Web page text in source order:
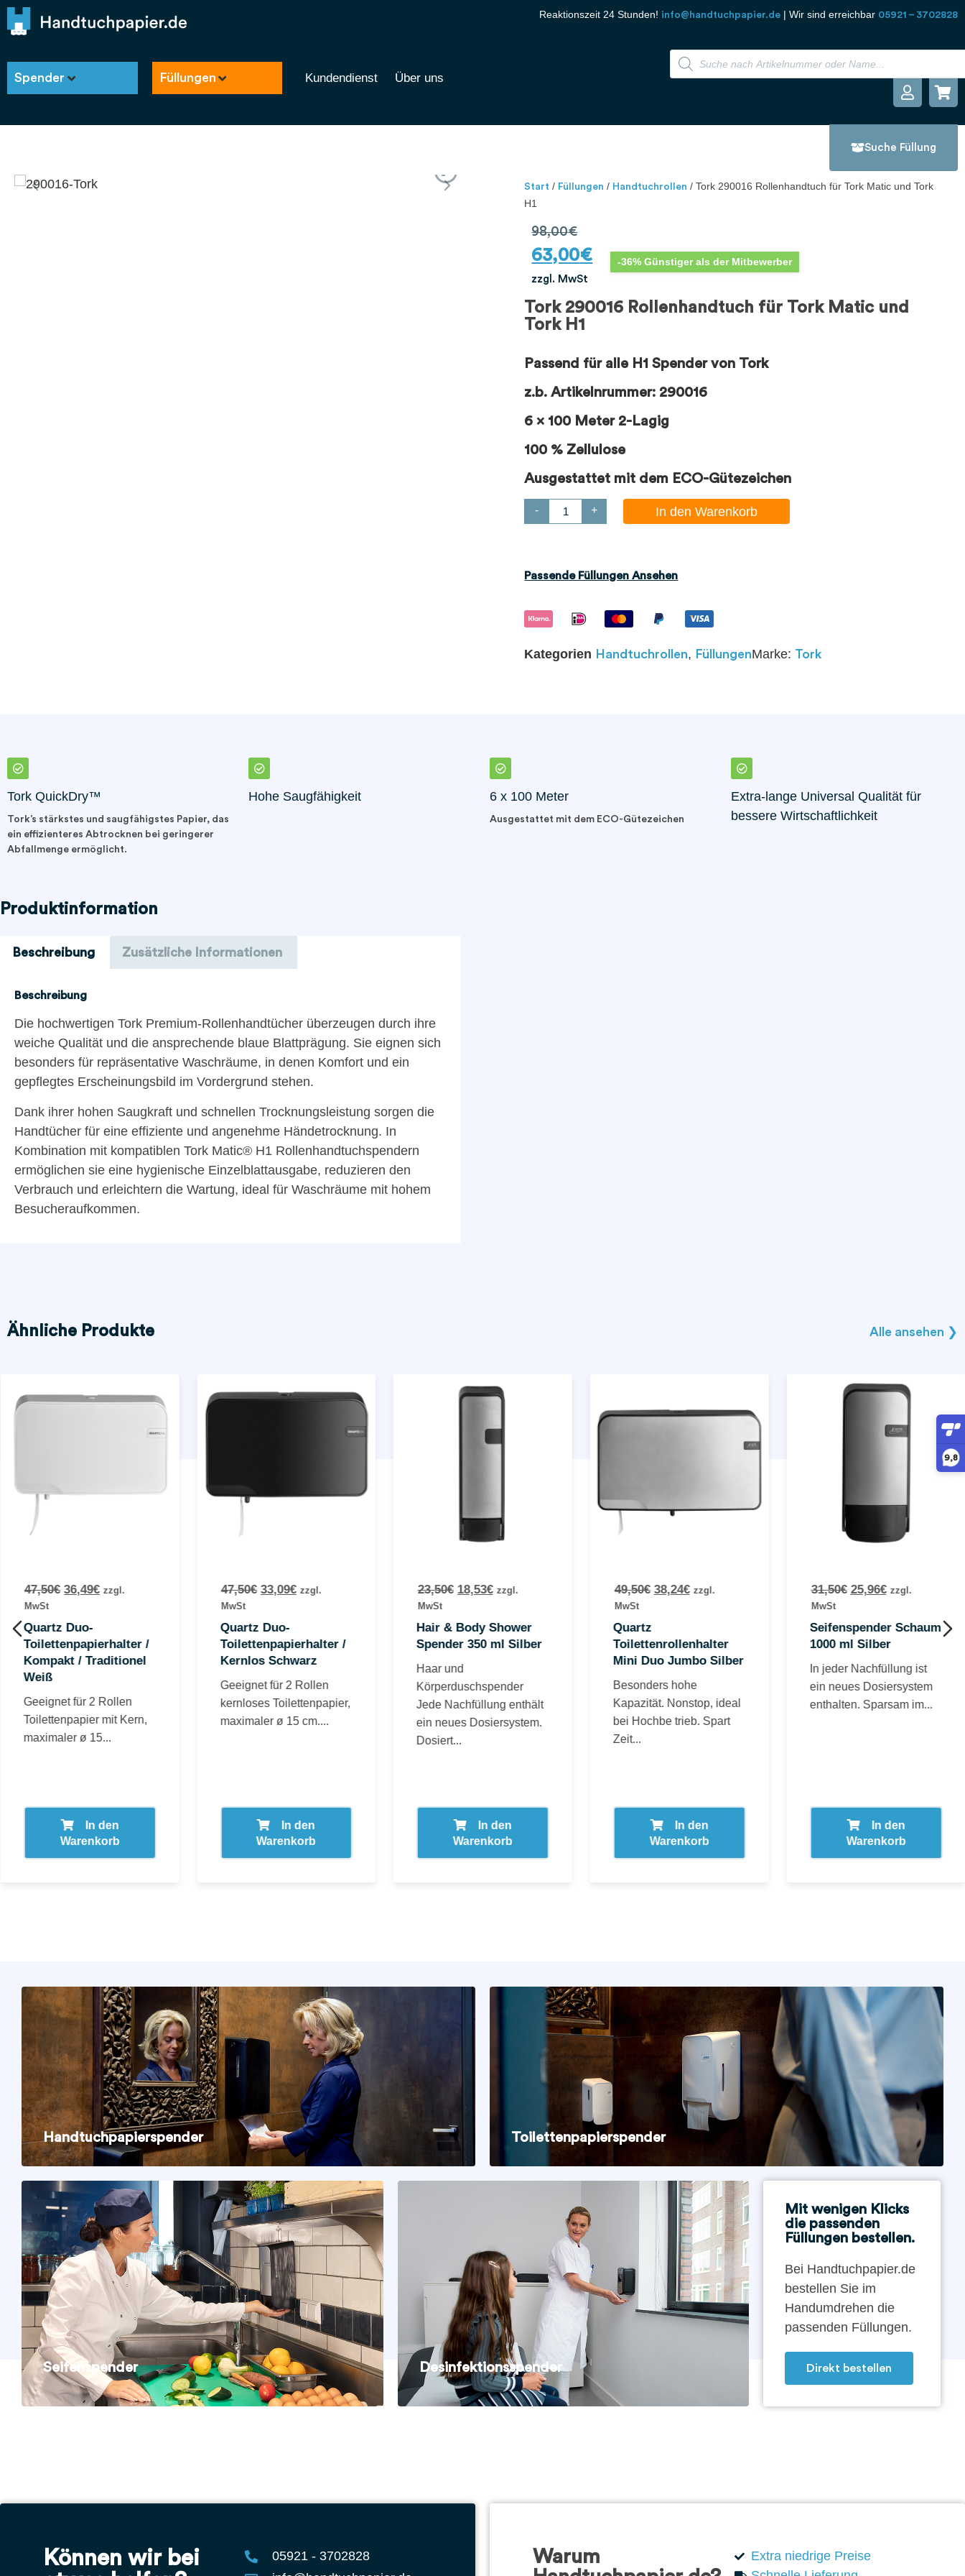
9,8
Reaktionszeit 24 Stunden! info@handtuchpapier.de | Wir sind erreichbar 05921 – 3702828
Spender Füllungen Kundendienst Über uns
Suche Füllung
Start / Füllungen / Handtuchrollen / Tork 290016 Rollenhandtuch für Tork Matic und Tork
H1
98,00€
63,00€
zzgl. MwSt
-36% Günstiger als der Mitbewerber
Tork 290016 Rollenhandtuch für Tork Matic und
Tork H1
Passend für alle H1 Spender von Tork
z.b. Artikelnrummer: 290016
6 x 100 Meter 2-Lagig
100 % Zellulose
Ausgestattet mit dem ECO-Gütezeichen
- + In den Warenkorb
Passende Füllungen Ansehen
Kategorien Handtuchrollen, FüllungenMarke: Tork
Tork QuickDry™
Tork’s stärkstes und saugfähigstes Papier, das
ein effizienteres Abtrocknen bei geringerer
Abfallmenge ermöglicht.
Hohe Saugfähigkeit 6 x 100 Meter
Ausgestattet mit dem ECO-Gütezeichen
Extra-lange Universal Qualität für
bessere Wirtschaftlichkeit
Produktinformation
Beschreibung Zusätzliche Informationen
Beschreibung
Die hochwertigen Tork Premium-Rollenhandtücher überzeugen durch ihre
weiche Qualität und die ansprechende blaue Blattprägung. Sie eignen sich
besonders für repräsentative Waschräume, in denen Komfort und ein
gepflegtes Erscheinungsbild im Vordergrund stehen.
Dank ihrer hohen Saugkraft und schnellen Trocknungsleistung sorgen die
Handtücher für eine effiziente und angenehme Händetrocknung. In
Kombination mit kompatiblen Tork Matic® H1 Rollenhandtuchspendern
ermöglichen sie eine hygienische Einzelblattausgabe, reduzieren den
Verbrauch und erleichtern die Wartung, ideal für Waschräume mit hohem
Besucheraufkommen.
Ähnliche Produkte Alle ansehen ❯
47,50€ 36,49€ zzgl.
MwSt
Quartz Duo-
Toilettenpapierhalter /
Kompakt / Traditionel
Weiß
Geeignet für 2 Rollen
Toilettenpapier mit Kern,
maximaler ø 15...
In den
Warenkorb
47,50€ 33,09€ zzgl.
MwSt
Quartz Duo-
Toilettenpapierhalter /
Kernlos Schwarz
Geeignet für 2 Rollen
kernloses Toilettenpapier,
maximaler ø 15 cm....
In den
Warenkorb
23,50€ 18,53€ zzgl.
MwSt
Hair & Body Shower
Spender 350 ml Silber
Haar und
Körperduschspender
Jede Nachfüllung enthält
ein neues Dosiersystem.
Dosiert...
In den
Warenkorb
49,50€ 38,24€ zzgl.
MwSt
Quartz
Toilettenrollenhalter
Mini Duo Jumbo Silber
Besonders hohe
Kapazität. Nonstop, ideal
bei Hochbe trieb. Spart
Zeit...
In den
Warenkorb
31,50€ 25,96€ zzgl.
MwSt
Seifenspender Schaum
1000 ml Silber
In jeder Nachfüllung ist
ein neues Dosiersystem
enthalten. Sparsam im...
In den
Warenkorb
Handtuchpapierspender Toilettenpapierspender
Seifenspender Desinfektionsspender
Mit wenigen Klicks
die passenden
Füllungen bestellen.
Bei Handtuchpapier.de
bestellen Sie im
Handumdrehen die
passenden Füllungen.
Direkt bestellen
Können wir bei
05921 - 3702828
Warum
Extra niedrige Preise